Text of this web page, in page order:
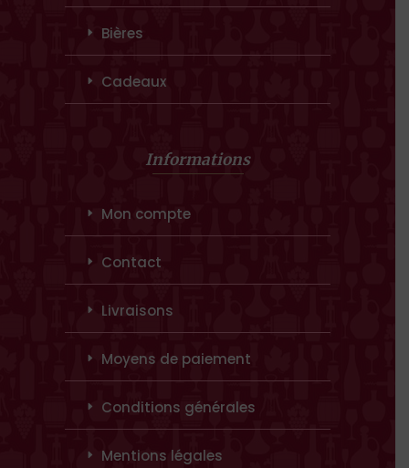
Bières
Cadeaux
Informations
Mon compte
Contact
Livraisons
Moyens de paiement
Conditions générales
Mentions légales